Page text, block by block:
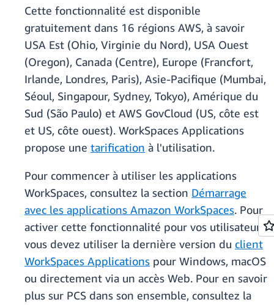
Cette fonctionnalité est disponible
gratuitement dans 16 régions AWS, à savoir
USA Est (Ohio, Virginie du Nord), USA Ouest
(Oregon), Canada (Centre), Europe (Francfort,
Irlande, Londres, Paris), Asie-Pacifique (Mumbai,
Séoul, Singapour, Sydney, Tokyo), Amérique du
Sud (São Paulo) et AWS GovCloud (US, côte est
et US, côte ouest). WorkSpaces Applications
propose une tarification à l'utilisation.
Pour commencer à utiliser les applications
WorkSpaces, consultez la section Démarrage
avec les applications Amazon WorkSpaces. Pour
activer cette fonctionnalité pour vos utilisateurs,
vous devez utiliser la dernière version du client
WorkSpaces Applications pour Windows, macOS
ou directement via un accès Web. Pour en savoir
plus sur PCS dans son ensemble, consultez la